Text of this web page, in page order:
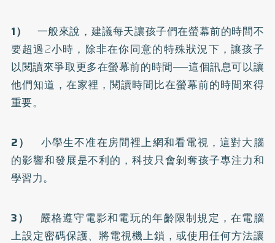
1）
一般來說，建議每天讓孩子們在螢幕前的時間不
要超過2小時，除非在你同意的特殊狀況下，讓孩子
以閱讀來爭取更多在螢幕前的時間──這個訊息可以讓
他們知道，在家裡，閱讀時間比在螢幕前的時間來得
重要。
2）
小學生不准在房間裡上網和看電視，這對大腦
的影響和發展是不利的，科技只會剝奪孩子專注力和
學習力。
3）
嚴格遵守電影和電玩的年齡限制規定，在電腦
上設定密碼保護、將電視機上鎖，或使用任何方法讓